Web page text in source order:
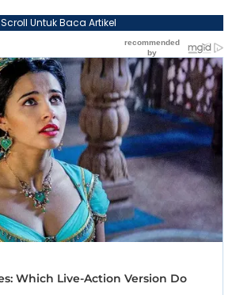
Scroll Untuk Baca Artikel